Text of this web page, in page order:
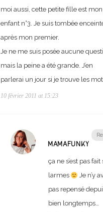
moi aussi, cette petite fille est mon
enfant n°3. Je suis tombée
après mon premier.
Je ne me suis posée aucune
mais la peine a été grande. J’en
parlerai un jour si je trouve les
10 février 2011 at 15:23
MAMAFUNKY
ça ne s’est pas fait
larmes
Je n’y
pas repensé
bien longtemps…